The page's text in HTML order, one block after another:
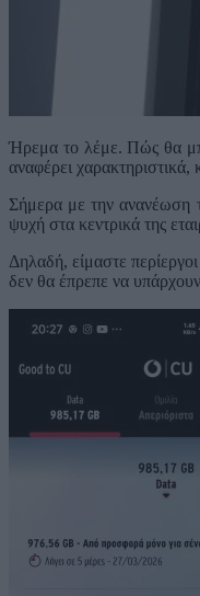
Ήρεμα το λέμε. Πώς θα
αναφέρει χαρακτηριστικά,
Σήμερα με την ανανέωση
ψυχή στα κεντρικά της
Δηλαδή, είμαστε
δεν θα έπρεπε να